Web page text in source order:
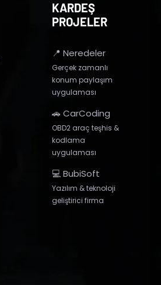
KARDEŞ
PROJELER
📍 Neredeler
Gerçek zamanlı
konum paylaşım
uygulaması
🚗 CarCoding
OBD2 araç teşhis &
kodlama
uygulaması
💻 BubiSoft
Yazılım & teknoloji
geliştirici firma